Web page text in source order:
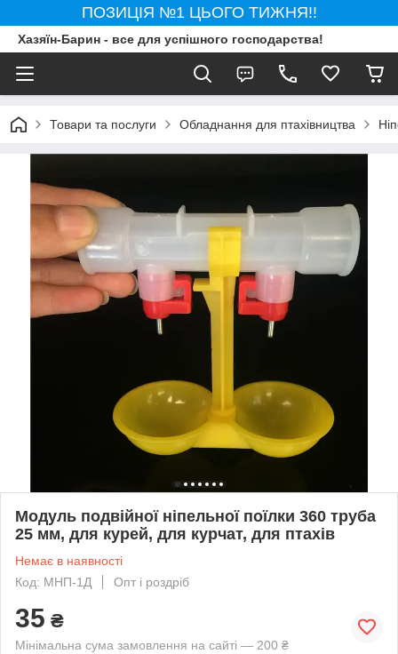
ПОЗИЦІЯ №1 ЦЬОГО ТИЖНЯ!!
Хазяїн-Барин - все для успішного господарства!
Товари та послуги Обладнання для птахівництва
Модуль подвійної ніпельної поїлки 360 труба
25 мм, для курей, для курчат, для птахів
Немає в наявності
Код: МНП-1Д
Опт і роздріб
35 ₴
Мінімальна сума замовлення на сайті — 200 ₴